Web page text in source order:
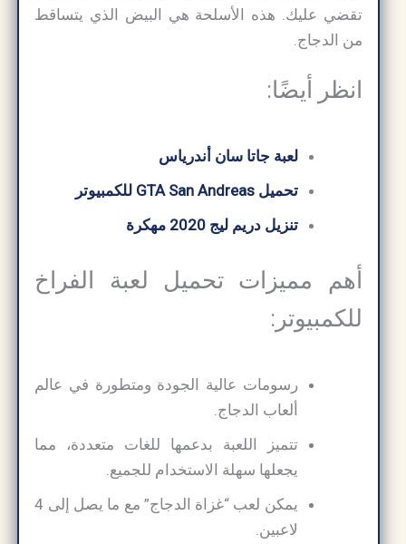
تقضي عليك. هذه الأسلحة هي البيض الذي يتساقط
من الدجاج.
انظر أيضًا:
لعبة جاتا سان أندرياس
تحميل GTA San Andreas للكمبيوتر
تنزيل دريم ليج 2020 مهكرة
أهم مميزات تحميل لعبة الفراخ
للكمبيوتر:
رسومات عالية الجودة ومتطورة في عالم
ألعاب الدجاج.
تتميز اللعبة بدعمها للغات متعددة، مما
يجعلها سهلة الاستخدام للجميع.
يمكن لعب “غزاة الدجاج” مع ما يصل إلى 4
لاعبين.